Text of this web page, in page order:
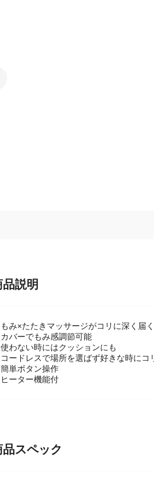
もみ×たたきマッサージがコリに深く届く
カバーでもみ感調節可能
使わない時にはクッションにも
コードレスで場所を選ばず好きな時にコ
簡単ボタン操作